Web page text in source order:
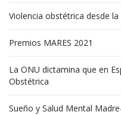
Violencia obstétrica desde
Premios MARES 2021
La ONU dictamina que en
Obstétrica
Sueño y Salud Mental